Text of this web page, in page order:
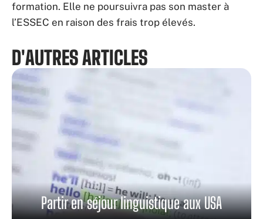
formation. Elle ne poursuivra pas son master à
l’ESSEC en raison des frais trop élevés.
D'AUTRES ARTICLES
Partir en séjour linguistique aux USA